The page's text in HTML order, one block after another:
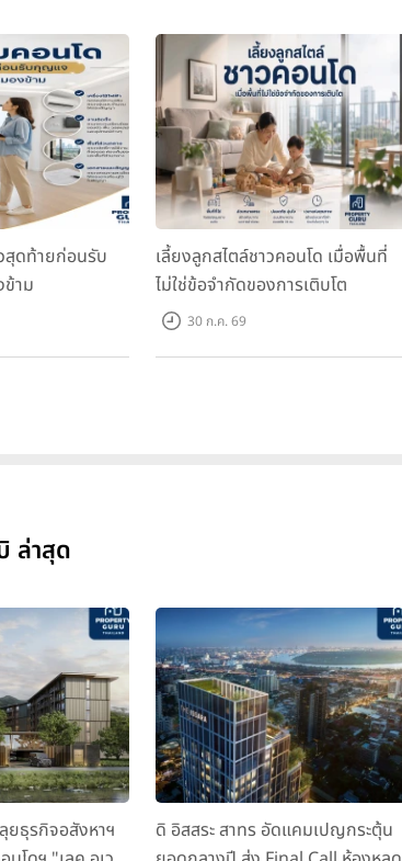
สุดท้ายก่อนรับ
าม
เลี้ยงลูกสไตล์ชาวคอนโด เมื่อพื้นที่
ไม่ใช่ข้อจำกัดของการเติบโต
30 ก.ค. 69
ล่าสุด
ยธุรกิจอสังหาฯ
ดิ อิสสระ สาทร อัดแคมเปญกระตุ้น